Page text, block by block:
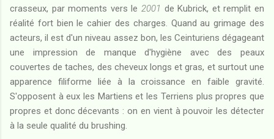
crasseux, par moments vers le 2001 de Kubrick, et remplit en
réalité fort bien le cahier des charges. Quand au grimage des
acteurs, il est d'un niveau assez bon, les Ceinturiens dégageant
une impression de manque d'hygiène avec des peaux
couvertes de taches, des cheveux longs et gras, et surtout une
apparence filiforme liée à la croissance en faible gravité.
S'opposent à eux les Martiens et les Terriens plus propres que
propres et donc décevants : on en vient à pouvoir les détecter
à la seule qualité du brushing.